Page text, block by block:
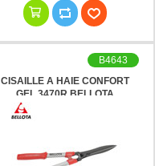
CISAILLE A HAIE CONFORT
GEL 3470R BELLOTA
B4643